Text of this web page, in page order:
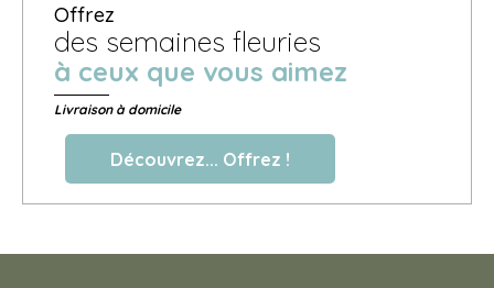
Offrez
des semaines fleuries
à ceux que vous aimez
Livraison à domicile
Découvrez... Offrez !